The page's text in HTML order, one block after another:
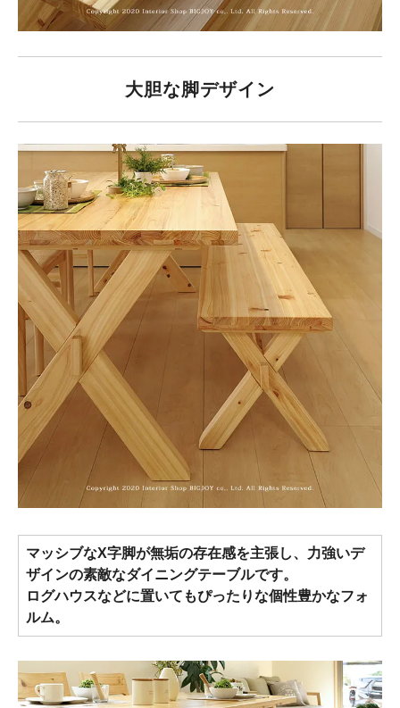
大胆な脚デザイン
マッシブなX字脚が無垢の存在感を主張し、力強いデ
ザインの素敵なダイニングテーブルです。
ログハウスなどに置いてもぴったりな個性豊かなフォ
ルム。